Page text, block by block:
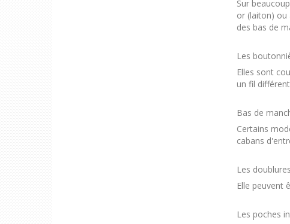
Sur
or (laiton) ou
des bas de
Les
Elles sont
un fil
Bas de
Certains
cabans
Les
Elle peuvent
Les poches